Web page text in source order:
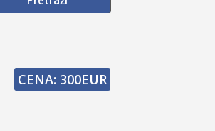
CENA: 300EUR